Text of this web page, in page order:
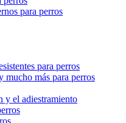
para perros
para perros
mucho más para perros
y el adiestramiento